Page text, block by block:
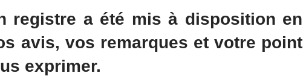
registre a été mis à disposition en
avis, vos remarques et votre point
exprimer.